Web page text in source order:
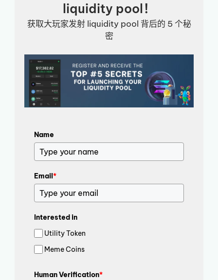
liquidity pool！
获取大玩家发射 liquidity pool 背后的 5 个秘
密
Name
Email*
Interested in
Utility Token
Meme Coins
Human Verification*